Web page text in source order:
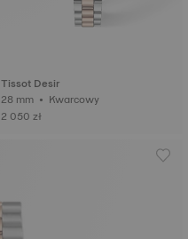
Tissot Desir
28 mm • Kwarcowy
2 050 zł